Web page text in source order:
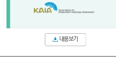
내용보기